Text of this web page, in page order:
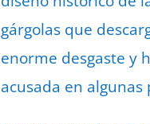
gárgolas que
enorme desgaste y
acusada en algunas